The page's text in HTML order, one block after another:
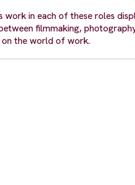
in each of these roles
filmmaking,
the world of work.